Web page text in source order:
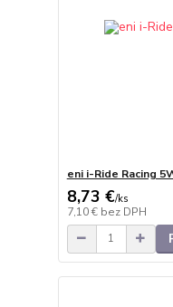
eni i-Ride Racing
8,73 €/ks
7,10 € bez DPH